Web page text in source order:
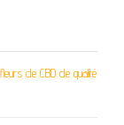
de CBD de qualité